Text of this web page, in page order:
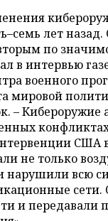
лет назад.
по
в интервью
военного
мировой
– Кибероружие
США
не только
нарушили всю
сети.
и передавали